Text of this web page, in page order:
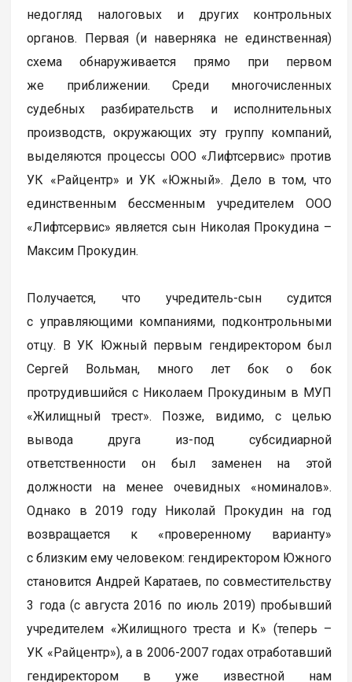
недогляд налоговых и других контрольных
органов. Первая (и наверняка не единственная)
схема обнаруживается прямо при первом
же приближении. Среди многочисленных
судебных разбирательств и исполнительных
производств, окружающих эту группу компаний,
выделяются процессы ООО «Лифтсервис» против
УК «Райцентр» и УК «Южный». Дело в том, что
единственным бессменным учредителем ООО
«Лифтсервис» является сын Николая Прокудина –
Максим Прокудин.
Получается, что учредитель-сын судится
с управляющими компаниями, подконтрольными
отцу. В УК Южный первым гендиректором был
Сергей Вольман, много лет бок о бок
протрудившийся с Николаем Прокудиным в МУП
«Жилищный трест». Позже, видимо, с целью
вывода друга из-под субсидиарной
ответственности он был заменен на этой
должности на менее очевидных «номиналов».
Однако в 2019 году Николай Прокудин на год
возвращается к «проверенному варианту»
с близким ему человеком: гендиректором Южного
становится Андрей Каратаев, по совместительству
3 года (с августа 2016 по июль 2019) пробывший
учредителем «Жилищного треста и К» (теперь –
УК «Райцентр»), а в 2006-2007 годах отработавший
гендиректором в уже известной нам